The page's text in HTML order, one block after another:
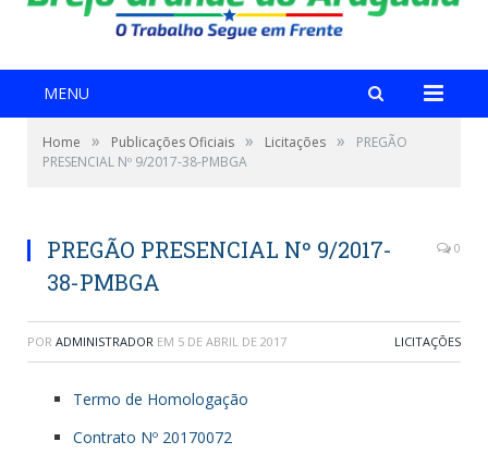
MENU
Home » Publicações Oficiais » Licitações »
PREGÃO
PRESENCIAL Nº 9/2017-38-PMBGA
PREGÃO PRESENCIAL Nº 9/2017-
38-PMBGA
0
POR ADMINISTRADOR EM 5 DE ABRIL DE 2017 LICITAÇÕES
Termo de Homologação
Contrato Nº 20170072